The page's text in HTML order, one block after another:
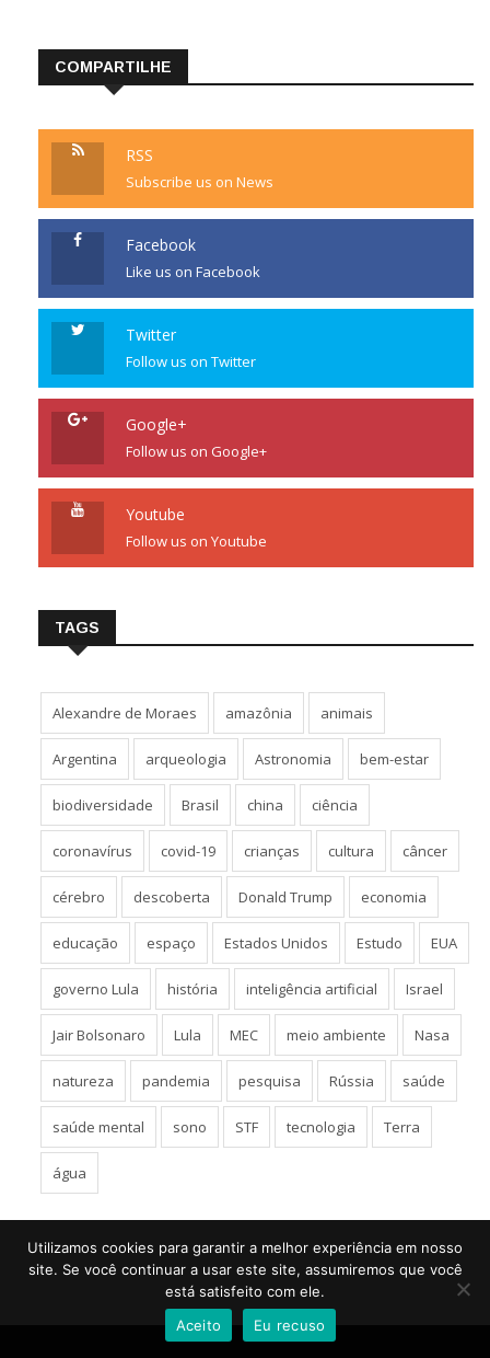
COMPARTILHE
RSS
Subscribe us on News
Facebook
Like us on Facebook
Twitter
Follow us on Twitter
Google+
Follow us on Google+
Youtube
Follow us on Youtube
TAGS
Alexandre de Moraes amazônia animais
Argentina arqueologia Astronomia bem-estar
biodiversidade Brasil china ciência
coronavírus covid-19 crianças cultura câncer
cérebro descoberta Donald Trump economia
educação espaço Estados Unidos Estudo EUA
governo Lula história inteligência artificial Israel
Jair Bolsonaro Lula MEC meio ambiente Nasa
natureza pandemia pesquisa Rússia saúde
saúde mental sono STF tecnologia Terra
água
Utilizamos cookies para garantir a melhor experiência em nosso
site. Se você continuar a usar este site, assumiremos que você
está satisfeito com ele.
Aceito
Eu recuso